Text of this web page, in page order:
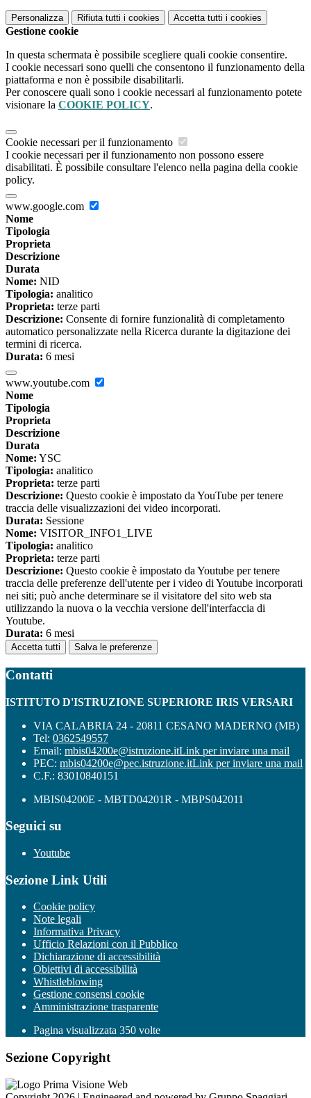
Personalizza Rifiuta tutti i cookies Accetta tutti i cookies
Gestione cookie
In questa schermata è possibile scegliere quali cookie consentire.
I cookie necessari sono quelli che consentono il funzionamento della
piattaforma e non è possibile disabilitarli.
Per conoscere quali sono i cookie necessari al funzionamento potete
visionare la COOKIE POLICY.
Cookie necessari per il funzionamento
I cookie necessari per il funzionamento non possono essere
disabilitati. È possibile consultare l'elenco nella pagina della cookie
policy.
www.google.com
Nome
Tipologia
Proprieta
Descrizione
Durata
Nome: NID
Tipologia: analitico
Proprieta: terze parti
Descrizione: Consente di fornire funzionalità di completamento
automatico personalizzate nella Ricerca durante la digitazione dei
termini di ricerca.
Durata: 6 mesi
www.youtube.com
Nome
Tipologia
Proprieta
Descrizione
Durata
Nome: YSC
Tipologia: analitico
Proprieta: terze parti
Descrizione: Questo cookie è impostato da YouTube per tenere
traccia delle visualizzazioni dei video incorporati.
Durata: Sessione
Nome: VISITOR_INFO1_LIVE
Tipologia: analitico
Proprieta: terze parti
Descrizione: Questo cookie è impostato da Youtube per tenere
traccia delle preferenze dell'utente per i video di Youtube incorporati
nei siti; può anche determinare se il visitatore del sito web sta
utilizzando la nuova o la vecchia versione dell'interfaccia di
Youtube.
Durata: 6 mesi
Accetta tutti Salva le preferenze
Contatti
ISTITUTO D'ISTRUZIONE SUPERIORE IRIS VERSARI
VIA CALABRIA 24 - 20811 CESANO MADERNO (MB)
Tel: 0362549557
Email: mbis04200e@istruzione.itLink per inviare una mail
PEC: mbis04200e@pec.istruzione.itLink per inviare una mail
C.F.: 83010840151
MBIS04200E - MBTD04201R - MBPS042011
Seguici su
Youtube
Sezione Link Utili
Cookie policy
Note legali
Informativa Privacy
Ufficio Relazioni con il Pubblico
Dichiarazione di accessibilità
Obiettivi di accessibilità
Whistleblowing
Gestione consensi cookie
Amministrazione trasparente
Pagina visualizzata 350 volte
Sezione Copyright